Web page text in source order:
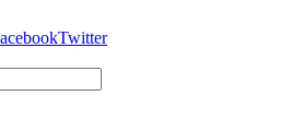
Twitter